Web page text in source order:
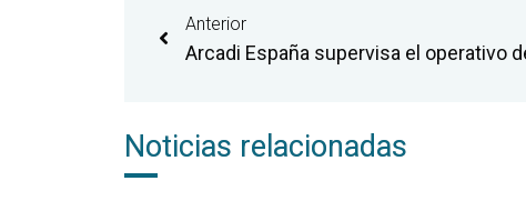
Anterior
Noticias relacionadas